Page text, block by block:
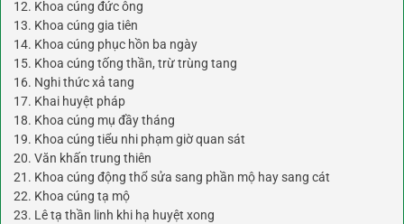
12. Khoa cúng đức ông
13. Khoa cúng gia tiên
14. Khoa cúng phục hồn ba ngày
15. Khoa cúng tống thần, trừ trùng tang
16. Nghi thức xả tang
17. Khai huyệt pháp
18. Khoa cúng mụ đầy tháng
19. Khoa cúng tiểu nhi phạm giờ quan sát
20. Văn khấn trung thiên
21. Khoa cúng động thổ sửa sang phần mộ hay sang cát
22. Khoa cúng tạ mộ
23. Lê tạ thần linh khi hạ huyệt xong